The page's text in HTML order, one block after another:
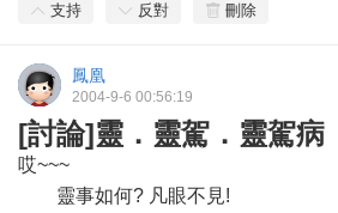
支持 反對 刪除
鳳凰
2004-9-6 00:56:19
[討論]靈．靈駕．靈駕病
哎~~~
靈事如何? 凡眼不見!